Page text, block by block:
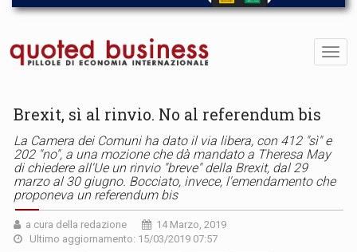
Brexit, sì al rinvio. No al referendum bis
La Camera dei Comuni ha dato il via libera, con 412 "sì" e
202 "no", a una mozione che dà mandato a Theresa May
di chiedere all'Ue un rinvio "breve" della Brexit, dal 29
marzo al 30 giugno. Bocciato, invece, l'emendamento che
proponeva un referendum bis
a cura della redazione
14 Marzo, 2019
Ultimo aggiornamento: 15/03/2019 07:57